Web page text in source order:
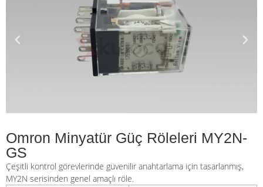
Omron Minyatür Güç Röleleri MY2N-
GS
Çeşitli kontrol görevlerinde güvenilir anahtarlama için tasarlanmış,
MY2N serisinden genel amaçlı röle.